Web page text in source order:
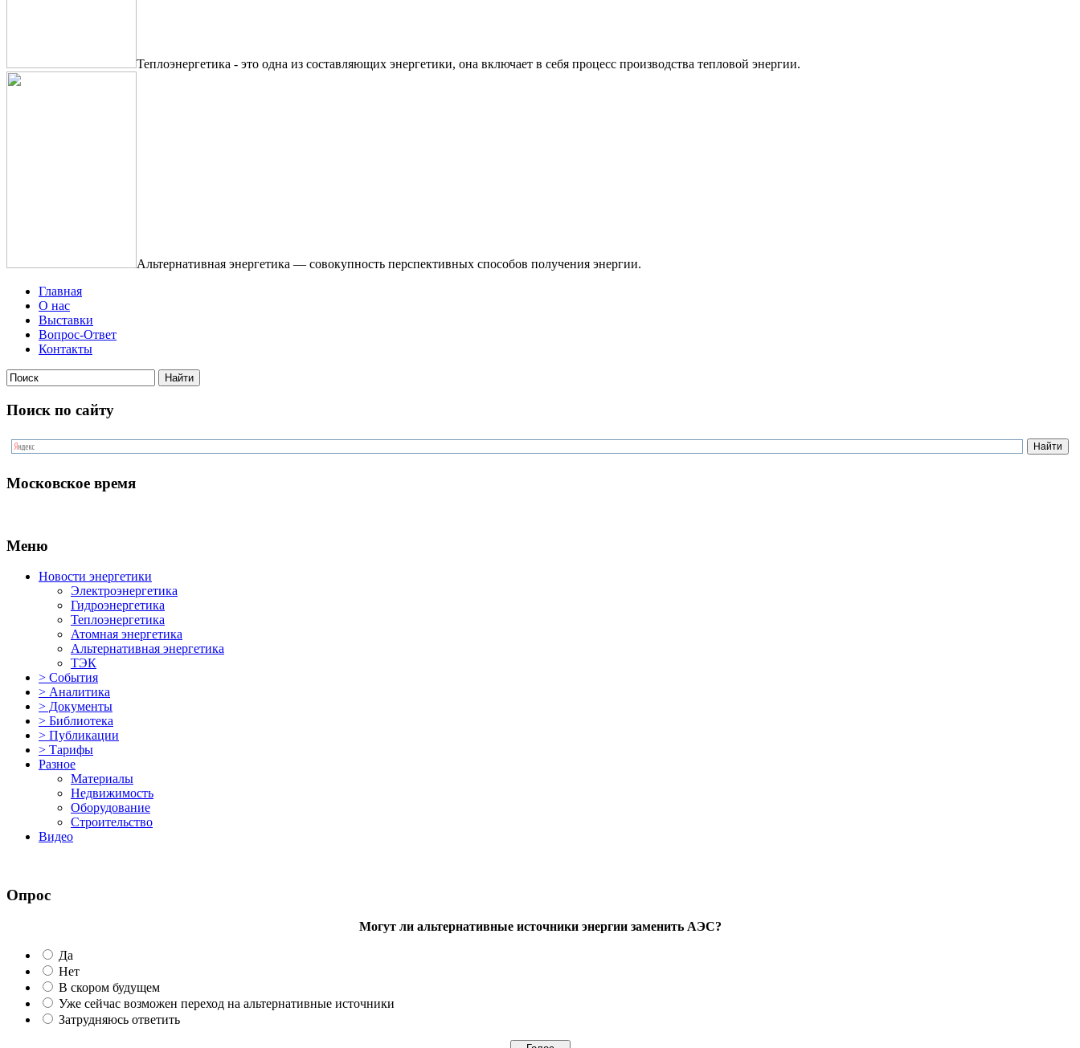
Теплоэнергетика - это одна из составляющих энергетики, она включает в себя процесс производства тепловой энергии.
Альтернативная энергетика — совокупность перспективных способов получения энергии.
Главная
О нас
Выставки
Вопрос-Ответ
Контакты
Поиск по сайту
Московское время
Меню
Новости энергетики
Электроэнергетика
Гидроэнергетика
Теплоэнергетика
Атомная энергетика
Альтернативная энергетика
ТЭК
> События
> Аналитика
> Документы
> Библиотека
> Публикации
> Тарифы
Разное
Материалы
Недвижимость
Оборудование
Строительство
Видео
Опрос
Могут ли альтернативные источники энергии заменить АЭС?
Да
Нет
В скором будущем
Уже сейчас возможен переход на альтернативные источники
Затрудняюсь ответить